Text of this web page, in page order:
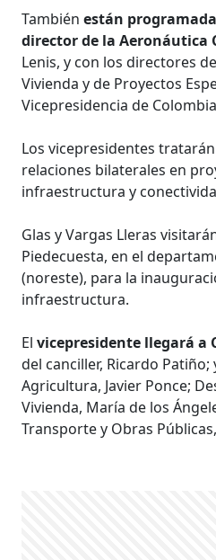
Tambiénestán
director de la Aeronáutica
Lenis, y con los directores
Vivienda y de Proyectos
Vicepresidencia de
Los vicepresidentes
relaciones bilaterales en
infraestructura y
Glas y Vargas Lleras
Piedecuesta, en el
(noreste), para la
infraestructura.
Elvicepresidente llegará a
del canciller, Ricardo
Agricultura, Javier Ponce;
Vivienda, María de los
Transporte y Obras